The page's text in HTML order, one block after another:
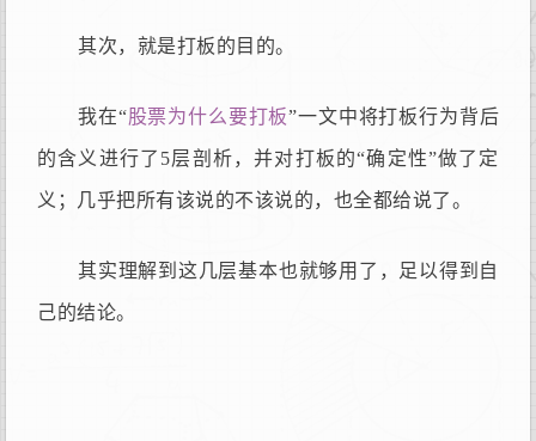
其次，就是打板的目的。
我在“股票为什么要打板”一文中将打板行为背后
的含义进行了5层剖析，并对打板的“确定性”做了定
义；几乎把所有该说的不该说的，也全都给说了。
其实理解到这几层基本也就够用了，足以得到自
己的结论。